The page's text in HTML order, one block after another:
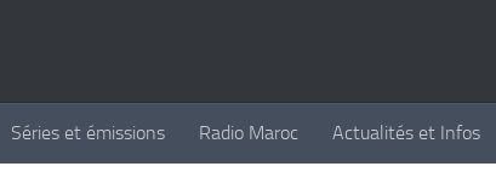
Séries et émissions Radio Maroc Actualités et Infos